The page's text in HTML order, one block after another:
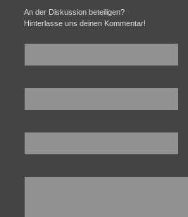
An der Diskussion beteiligen?
Hinterlasse uns deinen Kommentar!